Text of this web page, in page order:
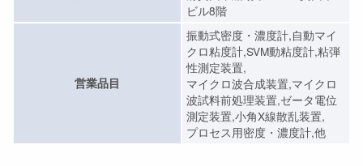
ビル8階
営業品目
振動式密度・濃度計,自動マイ
クロ粘度計,SVM動粘度計,粘弾
性測定装置,
マイクロ波合成装置,マイクロ
波試料前処理装置,ゼータ電位
測定装置,小角X線散乱装置,
プロセス用密度・濃度計,他